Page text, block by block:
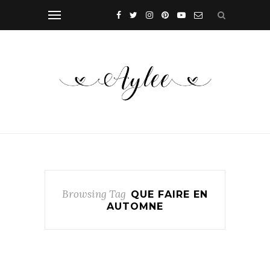
Browsing Tag QUE FAIRE EN
AUTOMNE